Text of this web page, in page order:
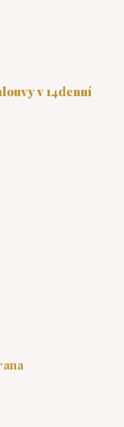
v 14denní